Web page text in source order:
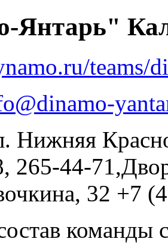
Янтарь"
teams/
Нижняя
265-44-
32 +7
команды